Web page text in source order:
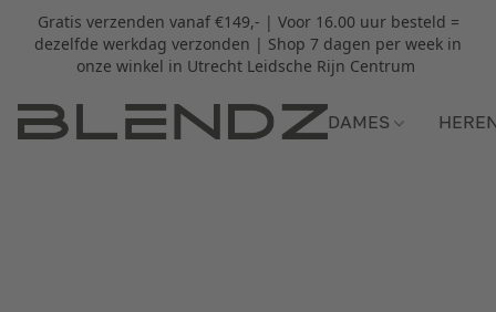
Gratis verzenden vanaf €149,- | Voor 16.00 uur besteld =
dezelfde werkdag verzonden | Shop 7 dagen per week in
onze winkel in Utrecht Leidsche Rijn Centrum
DAMES